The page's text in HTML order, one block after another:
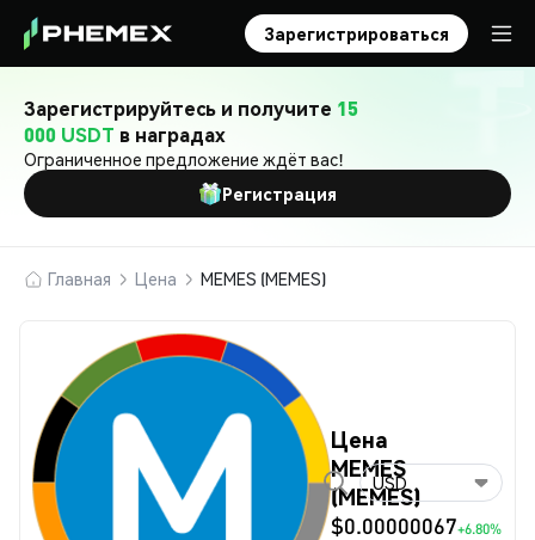
Зарегистрироваться
Зарегистрируйтесь и получите 15
000 USDT в наградах
Ограниченное предложение ждёт вас!
Регистрация
Главная Цена MEMES (MEMES)
Цена
MEMES
(MEMES)
$0.00000067+6.80%
USD